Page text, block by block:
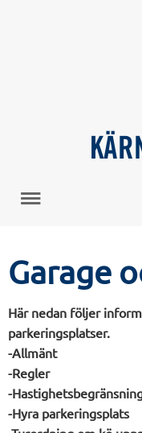
Garage
Här nedan följer
parkeringsplatser.
-Allmänt
-Regler
-
-Hyra parkeringsplats